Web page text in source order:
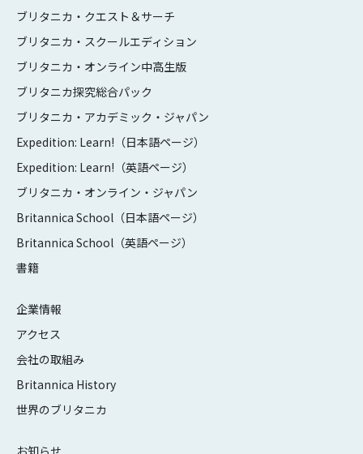
ブリタニカ・クエスト＆サーチ
ブリタニカ・スクールエディション
ブリタニカ・オンライン中高生版
ブリタニカ探究総合パック
ブリタニカ・アカデミック・ジャパン
Expedition: Learn!（日本語ページ）
Expedition: Learn!（英語ページ）
ブリタニカ・オンライン・ジャパン
Britannica School（日本語ページ）
Britannica School（英語ページ）
書籍
企業情報
アクセス
会社の取組み
Britannica History
世界のブリタニカ
お知らせ